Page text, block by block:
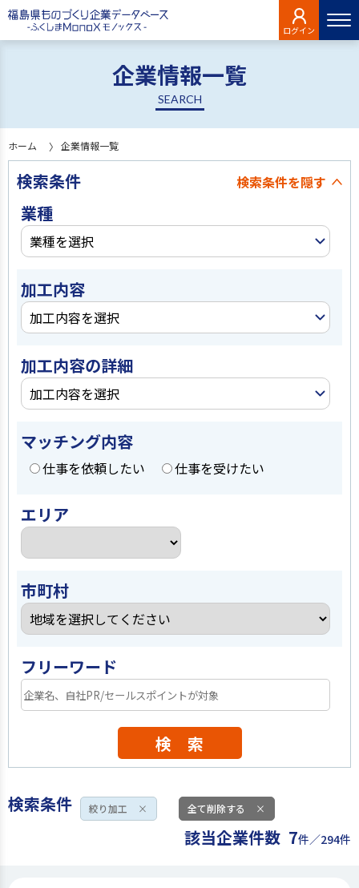
ログイン
企業情報一覧
SEARCH
ホーム 企業情報一覧
検索条件 検索条件を隠す
業種
業種を選択
加工内容
加工内容を選択
加工内容の詳細
加工内容を選択
マッチング内容
仕事を依頼したい 仕事を受けたい
エリア
市町村
フリーワード
検 索
検索条件 絞り加工 × 全て削除する ×
該当企業件数 7件／294件